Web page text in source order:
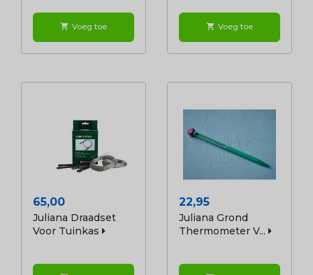
shopping_cart Voeg toe shopping_cart Voeg toe
Prijs
65,00
Juliana Draadset
Voor Tuinkas
Prijs
22,95
Juliana Grond
Thermometer V...